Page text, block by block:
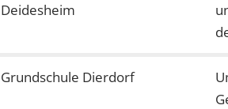
Deidesheim
Grundschule Dierdorf